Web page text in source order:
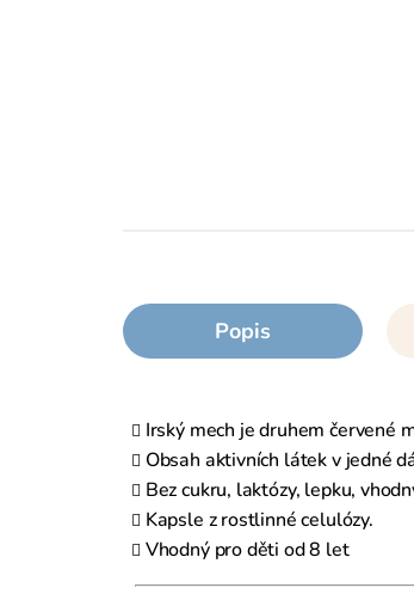
Popis
Irský mech je druhem červené
Obsah aktivních látek v jedné
Bez cukru, laktózy, lepku,
Kapsle z rostlinné celulózy.
Vhodný pro děti od 8 let